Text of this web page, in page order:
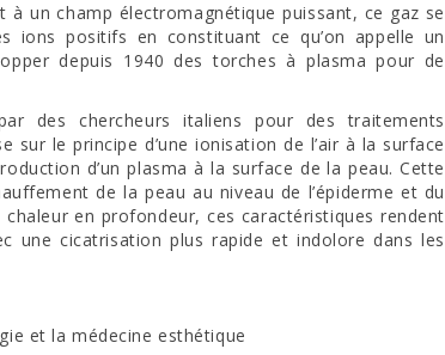
un champ électromagnétique puissant, ce gaz se
positifs en constituant ce qu’on appelle un
depuis 1940 des torches à plasma pour de
des chercheurs italiens pour des traitements
le principe d’une ionisation de l’air à la surface
d’un plasma à la surface de la peau. Cette
de la peau au niveau de l’épiderme et du
en profondeur, ces caractéristiques rendent
une cicatrisation plus rapide et indolore dans les
et la médecine esthétique